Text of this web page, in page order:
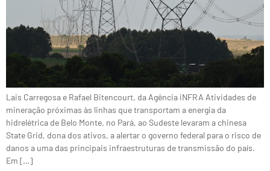
Lais Carregosa e Rafael Bitencourt, da Agência iNFRA Atividades de
mineração próximas às linhas que transportam a energia da
hidrelétrica de Belo Monte, no Pará, ao Sudeste levaram a chinesa
State Grid, dona dos ativos, a alertar o governo federal para o risco de
danos a uma das principais infraestruturas de transmissão do país.
Em […]